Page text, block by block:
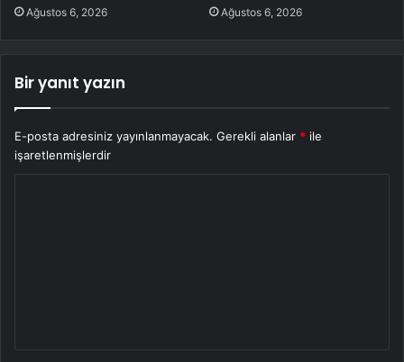
Ağustos 6, 2026 Ağustos 6, 2026
Bir yanıt yazın
E-posta adresiniz yayınlanmayacak. Gerekli alanlar * ile
işaretlenmişlerdir